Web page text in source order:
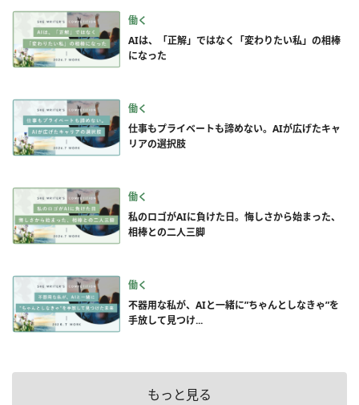
働く
AIは、「正解」ではなく「変わりたい私」の相棒
になった
働く
仕事もプライベートも諦めない。AIが広げたキャ
リアの選択肢
働く
私のロゴがAIに負けた日。悔しさから始まった、
相棒との二人三脚
働く
不器用な私が、AIと一緒に”ちゃんとしなきゃ”を
手放して見つけ...
もっと見る